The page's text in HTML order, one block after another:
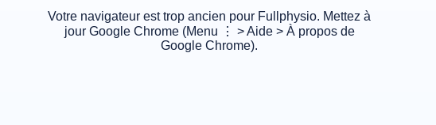
Votre navigateur est trop ancien pour Fullphysio. Mettez à
jour Google Chrome (Menu ⋮ > Aide > À propos de
Google Chrome).